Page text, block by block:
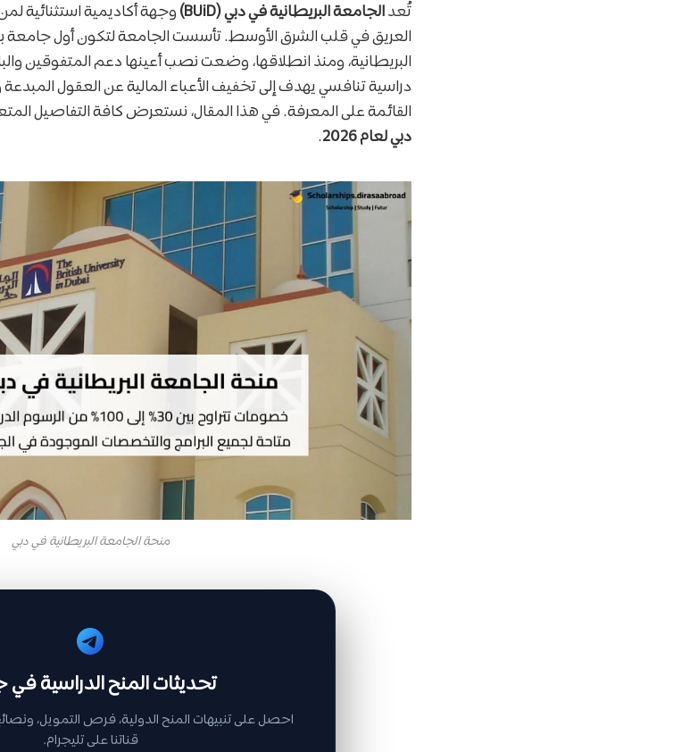
تُعدالجامعة البريطانية في دبي (BUiD)
وجهة أكاديمية استثنائية
العريق في قلب الشرق الأوسط. تأسست الجامعة لتكون أول جامعة
البريطانية، ومنذ انطلاقها، وضعت نصب أعينها دعم المتفوقين
دراسية تنافسي يهدف إلى تخفيف الأعباء المالية عن العقول
القائمة على المعرفة. في هذا المقال، نستعرض كافة التفاصيل
دبي لعام 2026
.
منحة الجامعة البريطانية في دبي
تحديثات المنح الدراسية
احصل على تنبيهات المنح الدولية، فرص التمويل،
قناتنا على تليجرام.